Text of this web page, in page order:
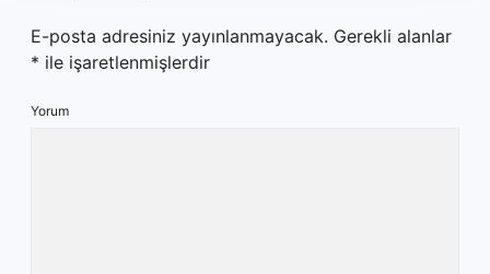
E-posta adresiniz yayınlanmayacak. Gerekli alanlar
* ile işaretlenmişlerdir
Yorum